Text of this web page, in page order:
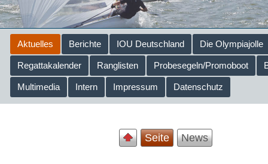
Aktuelles Berichte IOU Deutschland Die Olympiajolle
Regattakalender Ranglisten Probesegeln/Promoboot
Multimedia Intern Impressum Datenschutz
Seite News